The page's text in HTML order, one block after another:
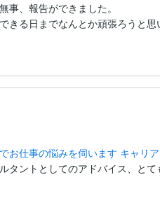
事、報告ができました。
きる日までなんとか頑張ろうと思
お仕事の悩みを伺います キャリ
タントとしてのアドバイス、と